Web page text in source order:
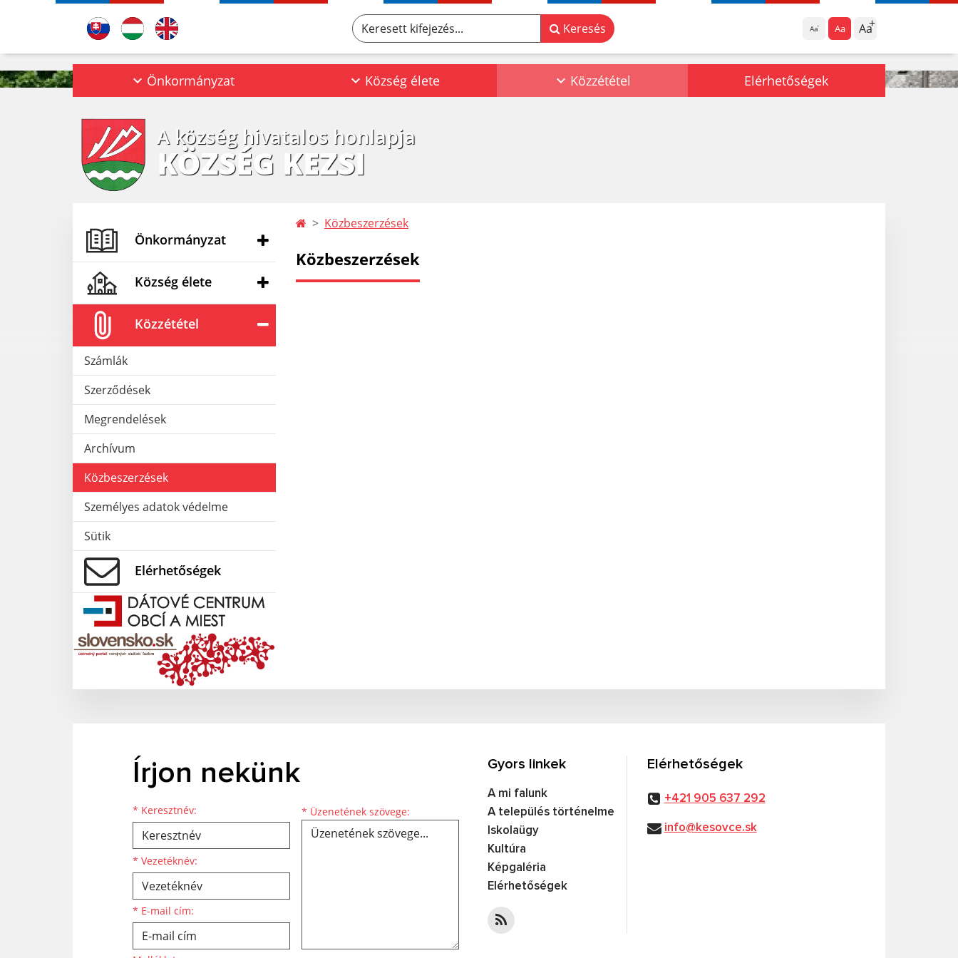
Aa Aa Aa
Keresett kifejezés... Keresés
Önkormányzat Község élete Közzététel Elérhetőségek
A község hivatalos honlapja
KÖZSÉG KEZSI
Önkormányzat
Község élete
Közzététel
Számlák
Szerződések
Megrendelések
Archívum
Közbeszerzések
Személyes adatok védelme
Sütik
Elérhetőségek
Közbeszerzések
Közbeszerzések
Írjon nekünk
* Keresztnév:
Keresztnév
* Vezetéknév:
Vezetéknév
* E-mail cím:
E-mail cím * Üzenetének szövege: Üzenetének szövege...
Gyors linkek
A mi falunk
A település történelme
Iskolaügy
Kultúra
Képgaléria
Elérhetőségek
Elérhetőségek
+421 905 637 292
info@kesovce.sk